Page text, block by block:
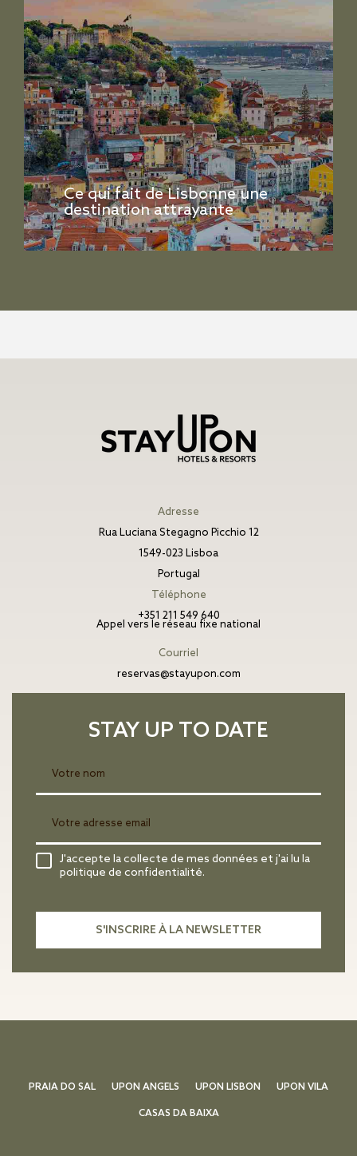
Ce qui fait de Lisbonne une
destination attrayante
Adresse
Rua Luciana Stegagno Picchio 12
1549-023 Lisboa
Portugal
Téléphone
+351 211 549 640
Appel vers le réseau fixe national
Courriel
reservas@stayupon.com
STAY UP TO DATE
J'accepte la collecte de mes données et j'ai lu la
politique de confidentialité.
PRAIA DO SAL UPON ANGELS UPON LISBON UPON VILA
CASAS DA BAIXA